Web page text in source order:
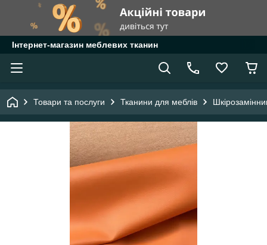
Інтернет-магазин меблевих тканин
Товари та послуги Тканини для меблів